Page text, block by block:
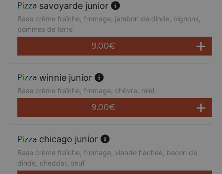
savoyarde junior
Base crème fraîche, fromage, jambon de dinde, oignons,
pommes de terre
9.00€
winnie junior
Base crème fraîche, fromage, chèvre, miel
9.00€
chicago junior
Base crème fraîche, fromage, viande hachée, bacon de
dinde, cheddar, oeuf